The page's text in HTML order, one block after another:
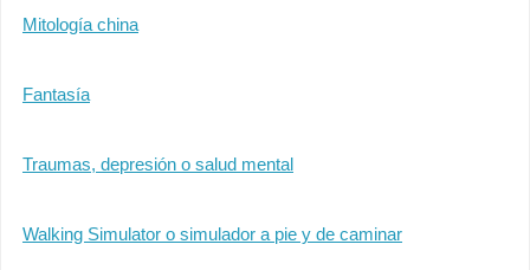
Mitología china
Fantasía
Traumas, depresión o salud mental
Walking Simulator o simulador a pie y de caminar